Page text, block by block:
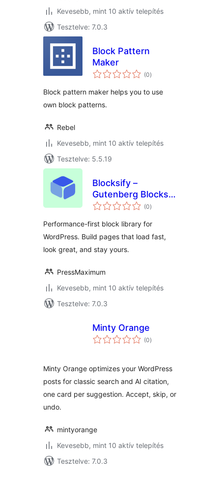
Kevesebb, mint 10 aktív telepítés
Tesztelve: 7.0.3
Block Pattern
Maker
(0értékelés
összesen
)
Block pattern maker helps you to use
own block patterns.
Rebel
Kevesebb, mint 10 aktív telepítés
Tesztelve: 5.5.19
Blocksify –
Gutenberg Blocks &
Page Builder for
(0értékelés
összesen
)
Performance-first block library for
WordPress. Build pages that load fast,
look great, and stay yours.
PressMaximum
Kevesebb, mint 10 aktív telepítés
Tesztelve: 7.0.3
Minty Orange
(0értékelés
összesen
)
Minty Orange optimizes your WordPress
posts for classic search and AI citation,
one card per suggestion. Accept, skip, or
undo.
mintyorange
Kevesebb, mint 10 aktív telepítés
Tesztelve: 7.0.3